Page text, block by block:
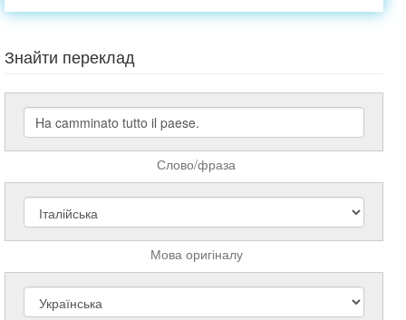
Знайти переклад
Слово/фраза
Мова оригіналу